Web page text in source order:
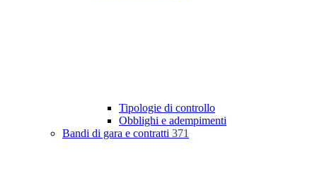
Tipologie di controllo
Obblighi e adempimenti
Bandi di gara e contratti 371